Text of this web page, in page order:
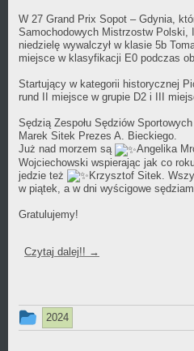
W 27 Grand Prix Sopot – Gdynia,
Samochodowych Mistrzostw
niedzielę wywalczył w klasie 5b
miejsce w klasyfikacji E0 podczas
Startujący w kategorii historycznej
rund II miejsce w grupie D2 i III
Sędzią Zespołu Sędziów
Marek Sitek Prezes A. Bieckiego.
Już nad morzem są
Angelika
Wojciechowski wspierając jak co
jedzie też
Krzysztof Sitek.
w piątek, a w dni wyścigowe
Gratulujemy!
Czytaj dalej!! →
Ten
2024